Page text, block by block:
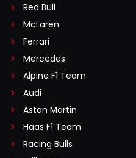
Red Bull
McLaren
Ferrari
Mercedes
Alpine F1 Team
Audi
Aston Martin
Haas F1 Team
Racing Bulls